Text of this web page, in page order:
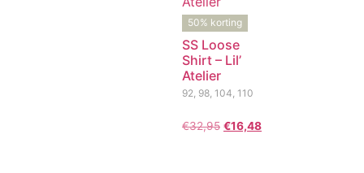
50% korting
SS Loose
Shirt – Lil’
Atelier
92, 98, 104, 110
€32,95 €16,48